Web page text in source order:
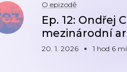
O epizodě
Ep. 12: Ondřej
mezinárodní
20. 1. 2026 1 hod 6